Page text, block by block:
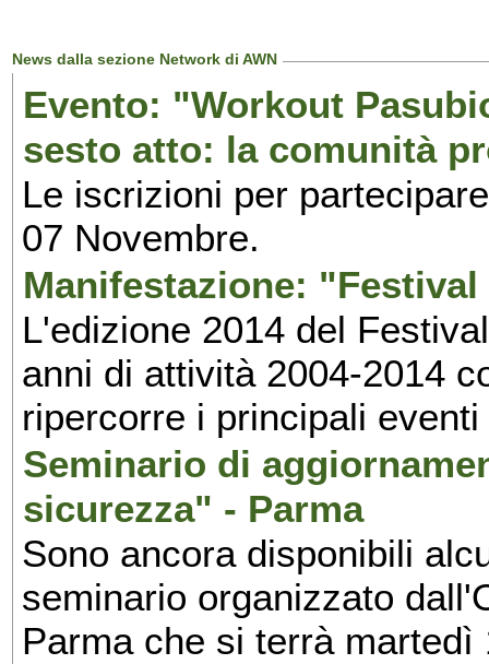
News dalla sezione Network di AWN
Evento: "Workout
sesto atto: la comunità
Le iscrizioni per
07 Novembre.
Manifestazione:
L'edizione 2014 del
anni di attività 2004-2014
ripercorre i principali
Seminario di
sicurezza" - Parma
Sono ancora disponibili
seminario organizzato
Parma che si terrà martedì